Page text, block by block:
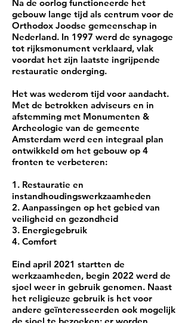
Na de oorlog functioneerde het
gebouw lange tijd als centrum voor de
Orthodox Joodse gemeenschap in
Nederland. In 1997 werd de synagoge
tot rijksmonument verklaard, vlak
voordat het zijn laatste ingrijpende
restauratie onderging.
Het was wederom tijd voor aandacht.
Met de betrokken adviseurs en in
afstemming met Monumenten &
Archeologie van de gemeente
Amsterdam werd een integraal plan
ontwikkeld om het gebouw op 4
fronten te verbeteren:
1. Restauratie en
instandhoudingswerkzaamheden
2. Aanpassingen op het gebied van
veiligheid en gezondheid
3. Energiegebruik
4. Comfort
Eind april 2021 startten de
werkzaamheden, begin 2022 werd de
sjoel weer in gebruik genomen. Naast
het religieuze gebruik is het voor
andere geïnteresseerden ook mogelijk